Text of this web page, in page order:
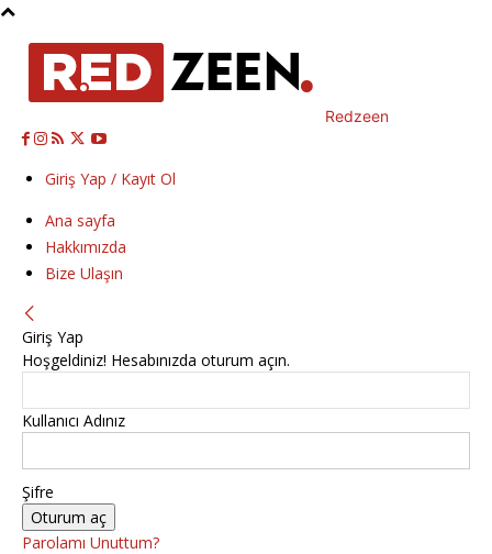
Redzeen
Giriş Yap / Kayıt Ol
Ana sayfa
Hakkımızda
Bize Ulaşın
Giriş Yap
Hoşgeldiniz! Hesabınızda oturum açın.
Kullanıcı Adınız
Şifre
Parolamı Unuttum?